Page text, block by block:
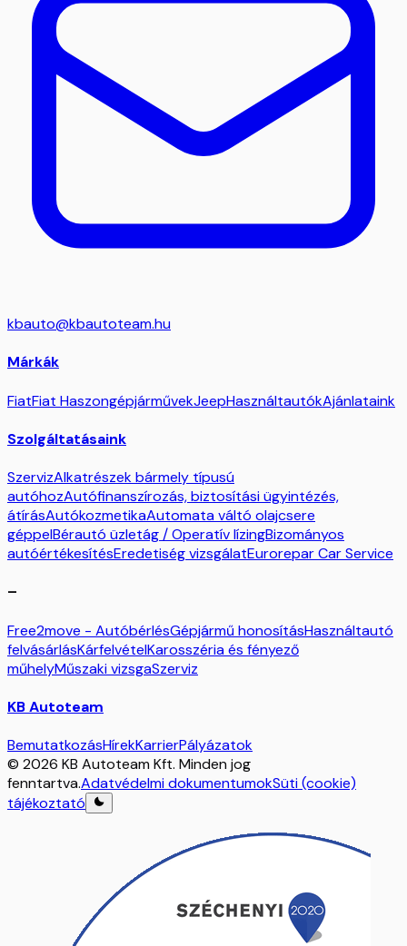
kbauto@kbautoteam.hu
Márkák
FiatFiat HaszongépjárművekJeepHasználtautókAjánlataink
Szolgáltatásaink
SzervizAlkatrészek bármely típusú
autóhozAutófinanszírozás, biztosítási ügyintézés,
átírásAutókozmetikaAutomata váltó olajcsere
géppelBérautó üzletág / Operatív lízingBizományos
autóértékesítésEredetiség vizsgálatEurorepar Car Service
–
Free2move - AutóbérlésGépjármű honosításHasználtautó
felvásárlásKárfelvételKarosszéria és fényező
műhelyMűszaki vizsgaSzerviz
KB Autoteam
BemutatkozásHírekKarrierPályázatok
© 2026 KB Autoteam Kft. Minden jog
fenntartva.Adatvédelmi dokumentumokSüti (cookie)
tájékoztató